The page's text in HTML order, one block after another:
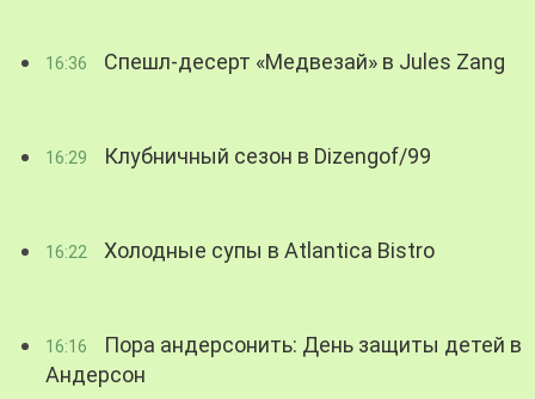
16:36 Спешл-десерт «Медвезай» в Jules Zang
16:29 Клубничный сезон в Dizengof/99
16:22 Холодные супы в Atlantica Bistro
16:16
Пора андерсонить: День защиты детей в
Андерсон